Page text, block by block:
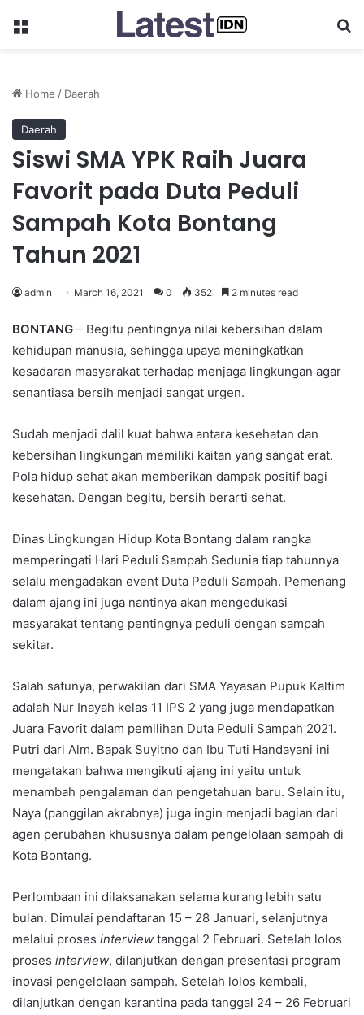
Menu
Home / Daerah
Daerah
Siswi SMA YPK Raih Juara
Favorit pada Duta Peduli
Sampah Kota Bontang
Tahun 2021
admin March 16, 2021 0 352 2 minutes read
BONTANG – Begitu pentingnya nilai kebersihan dalam
kehidupan manusia, sehingga upaya meningkatkan
kesadaran masyarakat terhadap menjaga lingkungan agar
senantiasa bersih menjadi sangat urgen.
Sudah menjadi dalil kuat bahwa antara kesehatan dan
kebersihan lingkungan memiliki kaitan yang sangat erat.
Pola hidup sehat akan memberikan dampak positif bagi
kesehatan. Dengan begitu, bersih berarti sehat.
Dinas Lingkungan Hidup Kota Bontang dalam rangka
memperingati Hari Peduli Sampah Sedunia tiap tahunnya
selalu mengadakan event Duta Peduli Sampah. Pemenang
dalam ajang ini juga nantinya akan mengedukasi
masyarakat tentang pentingnya peduli dengan sampah
sekitar.
Salah satunya, perwakilan dari SMA Yayasan Pupuk Kaltim
adalah Nur Inayah kelas 11 IPS 2 yang juga mendapatkan
Juara Favorit dalam pemilihan Duta Peduli Sampah 2021.
Putri dari Alm. Bapak Suyitno dan Ibu Tuti Handayani ini
mengatakan bahwa mengikuti ajang ini yaitu untuk
menambah pengalaman dan pengetahuan baru. Selain itu,
Naya (panggilan akrabnya) juga ingin menjadi bagian dari
agen perubahan khususnya dalam pengelolaan sampah di
Kota Bontang.
Perlombaan ini dilaksanakan selama kurang lebih satu
bulan. Dimulai pendaftaran 15 – 28 Januari, selanjutnya
melalui proses interview tanggal 2 Februari. Setelah lolos
proses interview, dilanjutkan dengan presentasi program
inovasi pengelolaan sampah. Setelah lolos kembali,
dilanjutkan dengan karantina pada tanggal 24 – 26 Februari